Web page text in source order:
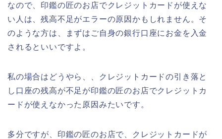
なので、印鑑の匠のお店でクレジットカードが使えな
い人は、残高不足がエラーの原因かもしれません。そ
のような方は、まずはご自身の銀行口座にお金を入金
されるといいですよ。
私の場合はどうやら、、クレジットカードの引き落と
し口座の残高が不足が印鑑の匠のお店でクレジットカ
ードが使えなかった原因みたいです。
多分ですが、印鑑の匠のお店で、クレジットカードが